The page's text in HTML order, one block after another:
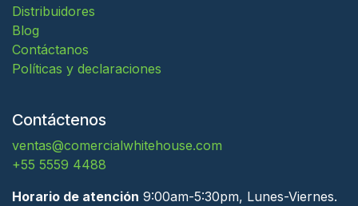
Distribuidores
Blog
Contáctanos
Políticas y declaraciones
Contáctenos
ventas@comercialwhitehouse.com
+55 5559 4488
Horario de atención 9:00am-5:30pm, Lunes-Viernes.